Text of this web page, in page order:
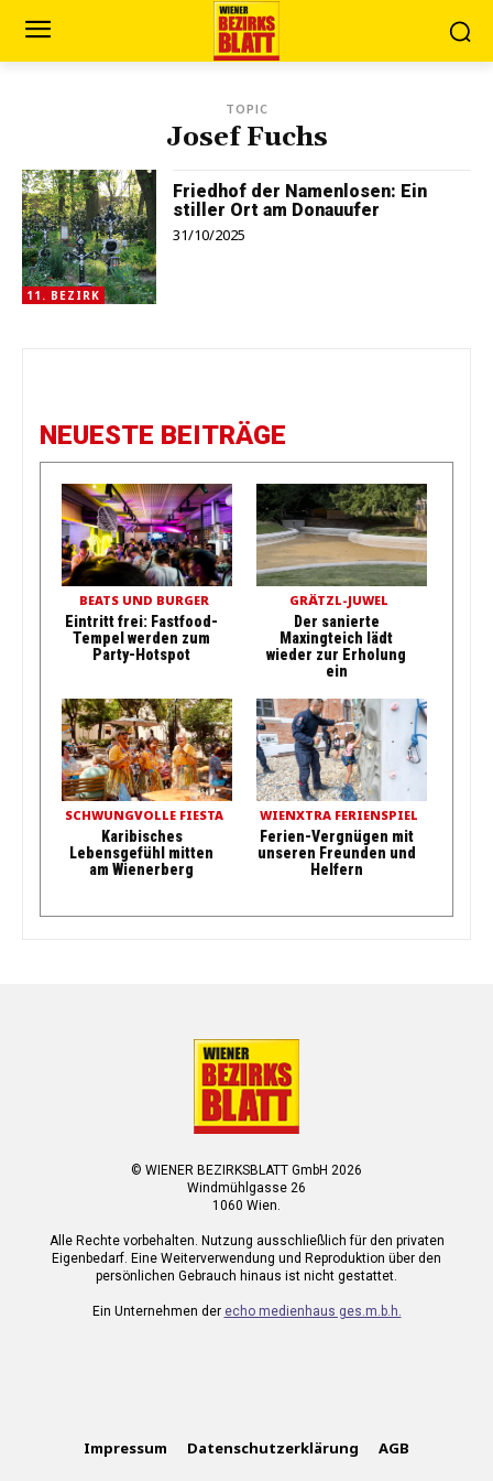
TOPIC
Josef Fuchs
11. BEZIRK
Friedhof der Namenlosen: Ein
stiller Ort am Donauufer
31/10/2025
NEUESTE BEITRÄGE
BEATS UND BURGER
Eintritt frei: Fastfood-
Tempel werden zum
Party-Hotspot
GRÄTZL-JUWEL
Der sanierte
Maxingteich lädt
wieder zur Erholung
ein
SCHWUNGVOLLE FIESTA
Karibisches
Lebensgefühl mitten
am Wienerberg
WIENXTRA FERIENSPIEL
Ferien-Vergnügen mit
unseren Freunden und
Helfern
© WIENER BEZIRKSBLATT GmbH 2026
Windmühlgasse 26
1060 Wien.
Alle Rechte vorbehalten. Nutzung ausschließlich für den privaten
Eigenbedarf. Eine Weiterverwendung und Reproduktion über den
persönlichen Gebrauch hinaus ist nicht gestattet.
Ein Unternehmen der echo medienhaus ges.m.b.h.
Impressum Datenschutzerklärung AGB